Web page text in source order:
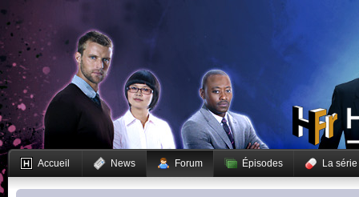
Accueil News Forum Épisodes La série